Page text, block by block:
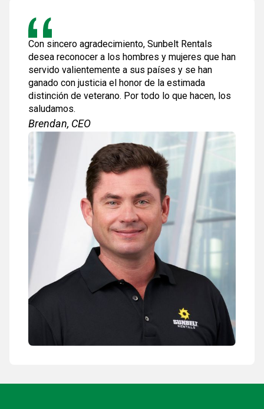
Con sincero agradecimiento, Sunbelt Rentals
desea reconocer a los hombres y mujeres que han
servido valientemente a sus países y se han
ganado con justicia el honor de la estimada
distinción de veterano. Por todo lo que hacen, los
saludamos.
Brendan, CEO